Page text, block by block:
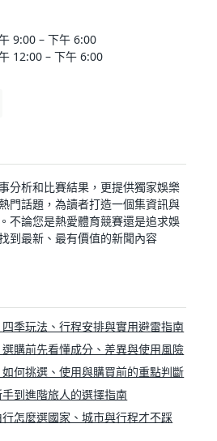
9:00 – 下午 6:00
12:00 – 下午 6:00
分析和比賽結果，更提供獨家娛樂
門話題，為讀者打造一個集資訊與
不論您是熱愛體育競賽還是追求娛
到最新、最有價值的新聞內容
季玩法、行程安排與實用避雷指南
購前先看懂成分、差異與使用風險
何挑選、使用與購買前的重點判斷
到進階旅人的選擇指南
怎麼選國家、城市與行程才不踩